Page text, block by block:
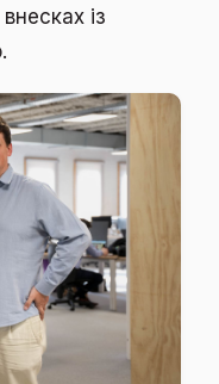
із